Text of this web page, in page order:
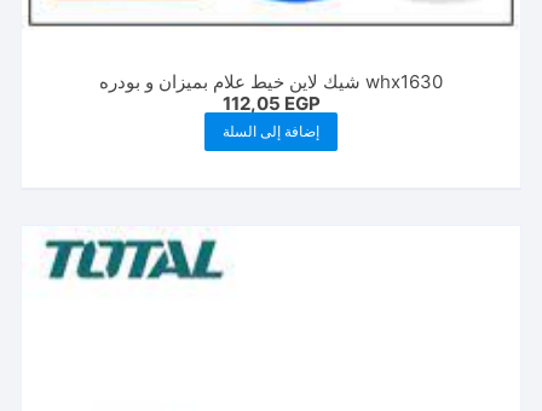
whx1630 شيك لاين خيط علام بميزان و بودره
112,05 EGP
إضافة إلى السلة